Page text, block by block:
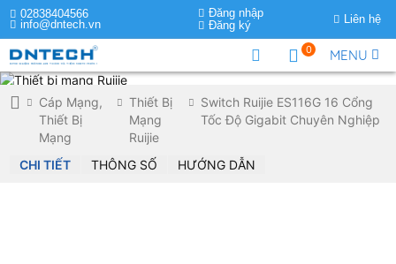
02838404566
info@dntech.vn
Đăng nhập
Đăng ký
Liên hệ
MENU
0
Cáp Mạng,
Thiết Bị
Mạng
Thiết Bị
Mạng
Ruijie
Switch Ruijie ES116G 16 Cổng
Tốc Độ Gigabit Chuyên Nghiệp
CHI TIẾT THÔNG SỐ HƯỚNG DẪN